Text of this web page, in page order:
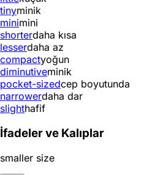
tinyminik
minimini
shorterdaha kısa
lesserdaha az
compactyoğun
diminutiveminik
pocket-sizedcep boyutunda
narrowerdaha dar
slighthafif
İfadeler ve Kalıplar
smaller size